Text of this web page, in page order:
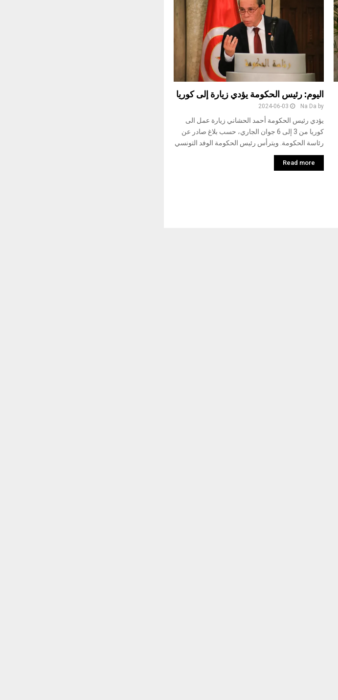
اليوم: رئيس الحكومة يؤدي زيارة إلى كوريا
by
Na Da
2024-06-03
يؤدي رئيس الحكومة أحمد الحشاني زيارة عمل الى
كوريا من 3 إلى 6 جوان الجاري، حسب بلاغ صادر عن
رئاسة الحكومة. ويترأس رئيس الحكومة الوفد التونسي
Read more